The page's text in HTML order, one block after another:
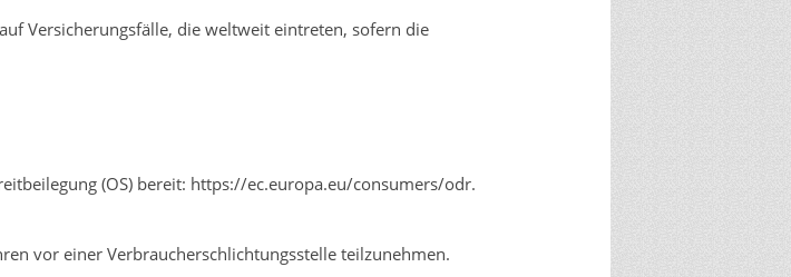
Versicherungsfälle, die weltweit eintreten, sofern die
(OS) bereit: https://ec.europa.eu/consumers/odr.
vor einer Verbraucherschlichtungsstelle teilzunehmen.